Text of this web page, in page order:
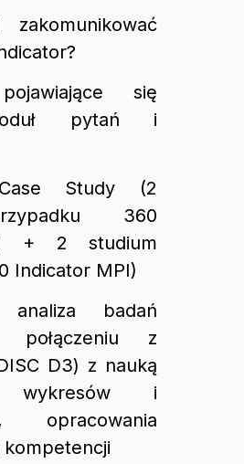
się
pytań i
Study (2
360
+ 2 studium
Indicator MPI)
analiza badań
połączeniu z
D3) z nauką
wykresów i
opracowania